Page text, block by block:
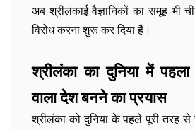
अब श्रीलंकाई वैज्ञानिकों का समूह भी
विरोध करना शुरू कर दिया है।
श्रीलंका का दुनिया में
वाला देश बनने का प्रयास
श्रीलंका को दुनिया के पहले पूरी तरह